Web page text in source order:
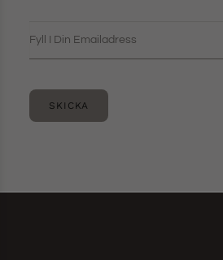
SKICKA